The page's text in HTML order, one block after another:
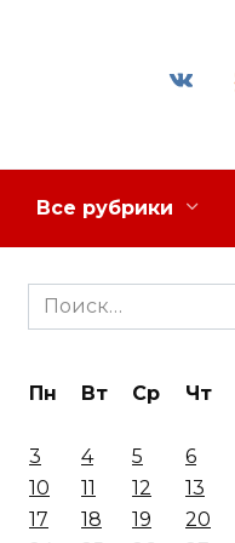
Все рубрики
Search
for:
Пн Вт Ср Чт
3
4 5 6
10
11 12 13
17
18 19 20